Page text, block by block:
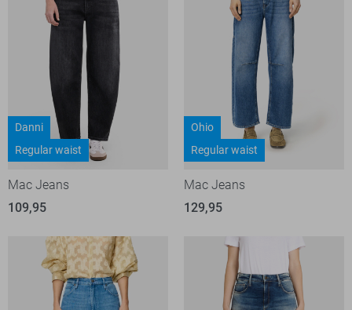
Danni
Regular waist
Mac Jeans
109,95
Ohio
Regular waist
Mac Jeans
129,95